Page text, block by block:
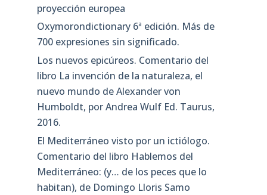
proyección europea
Oxymorondictionary 6ª edición. Más de
700 expresiones sin significado.
Los nuevos epicúreos. Comentario del
libro La invención de la naturaleza, el
nuevo mundo de Alexander von
Humboldt, por Andrea Wulf Ed. Taurus,
2016.
El Mediterráneo visto por un ictiólogo.
Comentario del libro Hablemos del
Mediterráneo: (y… de los peces que lo
habitan), de Domingo Lloris Samo